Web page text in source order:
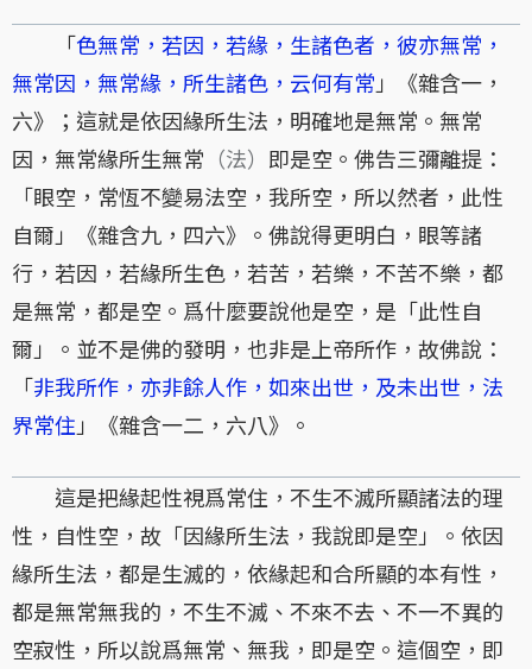
「色無常，若因，若緣，生諸色者，彼亦無常，
無常因，無常緣，所生諸色，云何有常 」《雜含一，
六》；這就是依因緣所生法，明確地是無常。無常
因，無常緣所生無常 （法） 即是空。佛告三彌離提：
「眼空，常恆不變易法空，我所空，所以然者，此性
自爾」《雜含九，四六》。佛說得更明白，眼等諸
行，若因，若緣所生色，若苦，若樂，不苦不樂，都
是無常，都是空。爲什麼要說他是空，是「此性自
爾」。並不是佛的發明，也非是上帝所作，故佛說：
「非我所作，亦非餘人作，如來出世，及未出世，法
界常住 」《雜含一二，六八》。
這是把緣起性視爲常住，不生不滅所顯諸法的理
性，自性空，故「因緣所生法，我說即是空」。依因
緣所生法，都是生滅的，依緣起和合所顯的本有性，
都是無常無我的，不生不滅、不來不去、不一不異的
空寂性，所以說爲無常、無我，即是空。這個空，即